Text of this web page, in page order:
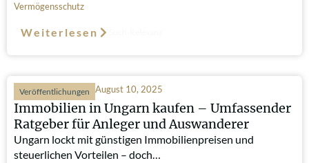
Vermögensschutz
Weiterlesen
Veröffentlichungen August 10, 2025
Immobilien in Ungarn kaufen – Umfassender
Ratgeber für Anleger und Auswanderer
Ungarn lockt mit günstigen Immobilienpreisen und
steuerlichen Vorteilen – doch…